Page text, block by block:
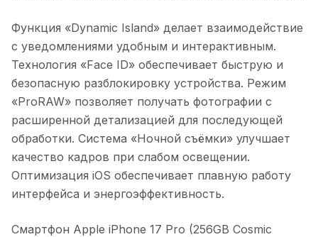
Функция «Dynamic Island» делает взаимодействие
с уведомлениями удобным и интерактивным.
Технология «Face ID» обеспечивает быструю и
безопасную разблокировку устройства. Режим
«ProRAW» позволяет получать фотографии с
расширенной детализацией для последующей
обработки. Система «Ночной съёмки» улучшает
качество кадров при слабом освещении.
Оптимизация iOS обеспечивает плавную работу
интерфейса и энергоэффективность.
Смартфон Apple iPhone 17 Pro (256GB Cosmic